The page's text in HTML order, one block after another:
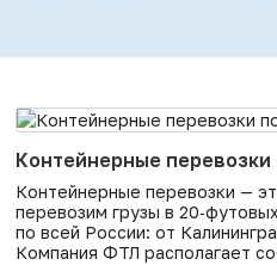
Контейнерные перевозки
Контейнерные перевозки —
перевозим грузы в
по всей России: от
Компания ФТЛ располагает